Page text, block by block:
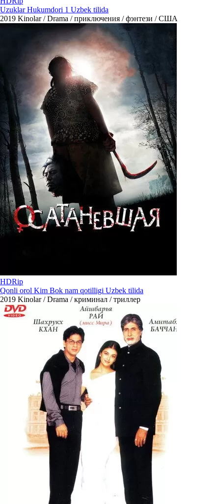
Uzuklar Hukumdori 1 Uzbek tilida
2019 Kinolar / Drama / приключения / фэнтези / США
HDRip
Qonli orol Kim Bok nam qotilligi Uzbek tilida
2019 Kinolar / Drama / криминал / триллер